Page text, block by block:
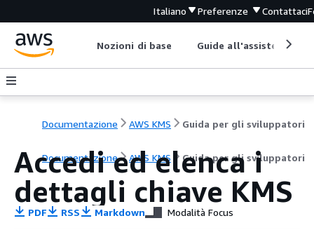
Italiano Preferenze Contattaci
Nozioni di base Guide all'assistenza
Documentazione AWS KMS Guida per gli sviluppatori
Documentazione AWS KMS Guida per gli sviluppatori
Accedi ed elenca i
dettagli chiave KMS
PDF RSS Markdown Modalità Focus